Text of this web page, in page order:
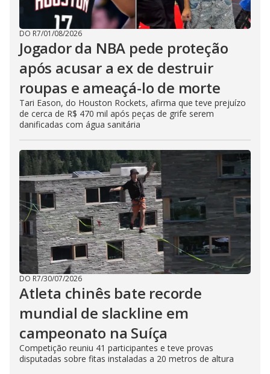
DO R7/01/08/2026
Jogador da NBA pede proteção
após acusar a ex de destruir
roupas e ameaçá-lo de morte
Tari Eason, do Houston Rockets, afirma que teve prejuízo
de cerca de R$ 470 mil após peças de grife serem
danificadas com água sanitária
DO R7/30/07/2026
Atleta chinês bate recorde
mundial de slackline em
campeonato na Suíça
Competição reuniu 41 participantes e teve provas
disputadas sobre fitas instaladas a 20 metros de altura